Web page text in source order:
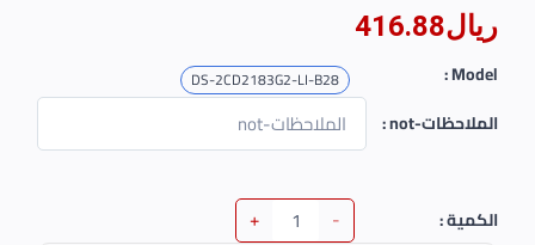
ريال416.88
Model :
DS-2CD2183G2-LI-B28
الملاحظات-not :
الكمية : -
+